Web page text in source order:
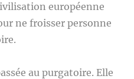
européenne
ne froisser personne
au purgatoire. Elle